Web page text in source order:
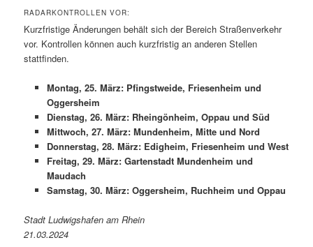
RADARKONTROLLEN VOR:
Kurzfristige Änderungen behält sich der Bereich Straßenverkehr
vor. Kontrollen können auch kurzfristig an anderen Stellen
stattfinden.
Montag, 25. März: Pfingstweide, Friesenheim und
Oggersheim
Dienstag, 26. März: Rheingönheim, Oppau und Süd
Mittwoch, 27. März: Mundenheim, Mitte und Nord
Donnerstag, 28. März: Edigheim, Friesenheim und West
Freitag, 29. März: Gartenstadt Mundenheim und
Maudach
Samstag, 30. März: Oggersheim, Ruchheim und Oppau
Stadt Ludwigshafen am Rhein
21.03.2024